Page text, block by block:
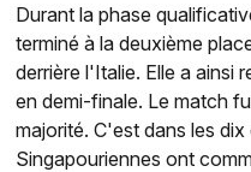
Durant la phase
terminé à la deuxième
derrière l'Italie. Elle a ainsi
en demi-finale. Le match
majorité. C'est dans les
Singapouriennes ont